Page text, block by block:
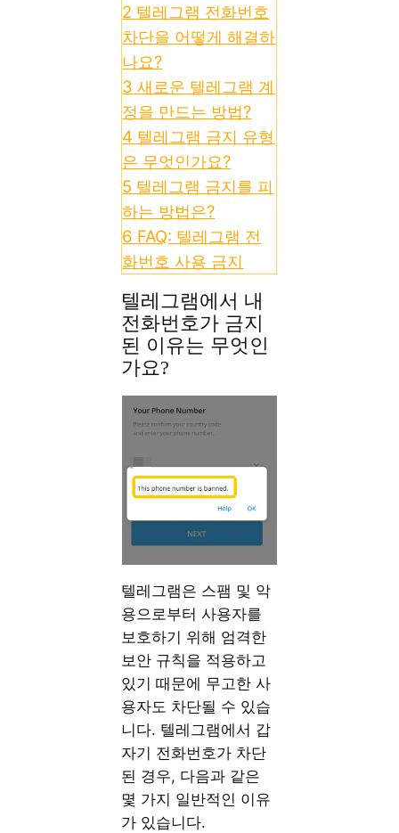
2 텔레그램 전화번호
차단을 어떻게 해결하
나요?
3 새로운 텔레그램 계
정을 만드는 방법?
4 텔레그램 금지 유형
은 무엇인가요?
5 텔레그램 금지를 피
하는 방법은?
6 FAQ: 텔레그램 전
화번호 사용 금지
텔레그램에서 내
전화번호가 금지
된 이유는 무엇인
가요?
텔레그램은 스팸 및 악
용으로부터 사용자를
보호하기 위해 엄격한
보안 규칙을 적용하고
있기 때문에 무고한 사
용자도 차단될 수 있습
니다. 텔레그램에서 갑
자기 전화번호가 차단
된 경우, 다음과 같은
몇 가지 일반적인 이유
가 있습니다.